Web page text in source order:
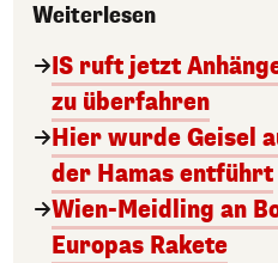
Weiterlesen
IS ruft jetzt
zu überfahren
Hier wurde Geisel
der Hamas entführt
Wien-Meidling an
Europas Rakete